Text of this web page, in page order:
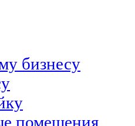
бизнесу
помещения